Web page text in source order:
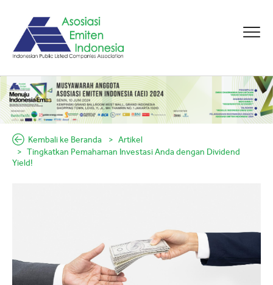
Kembali ke Beranda
Artikel
Tingkatkan Pemahaman Investasi Anda dengan Dividend
Yield!